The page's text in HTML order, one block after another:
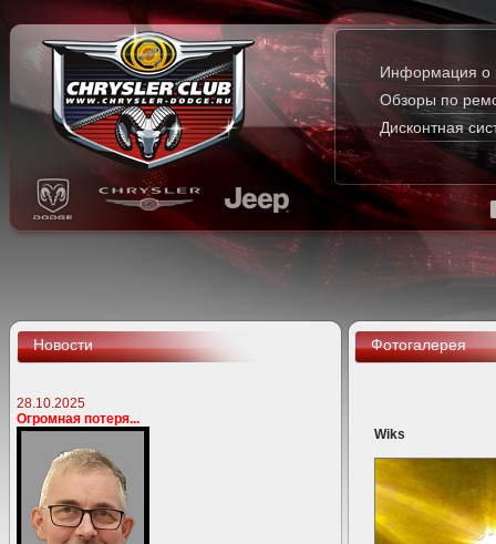
Информация о
Обзоры по
Дисконтная
Новости
28.10.2025
Огромная потеря...
Фотогалерея
Wiks